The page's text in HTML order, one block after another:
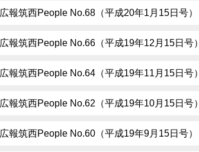
広報筑西People No.68（平成20年1月15日号）
広報筑西People No.66（平成19年12月15日号）
広報筑西People No.64（平成19年11月15日号）
広報筑西People No.62（平成19年10月15日号）
広報筑西People No.60（平成19年9月15日号）